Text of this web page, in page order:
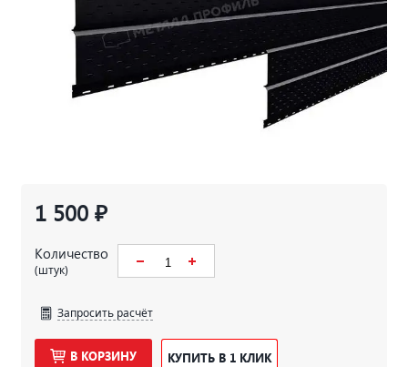
1 500 ₽
Количество
(штук)
Запросить расчёт
В КОРЗИНУ КУПИТЬ В 1 КЛИК